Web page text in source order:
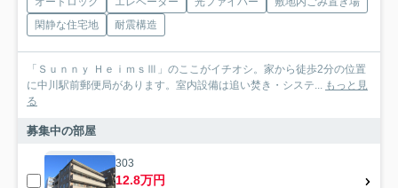
閑静な住宅地
耐震構造
「Ｓｕｎｎｙ ＨｅｉｍｓⅢ」のここがイチオシ。家から徒歩2分の位置
に中川駅前郵便局があります。室内設備は追い焚き・システ...
もっと見
る
募集中の部屋
303
12.8万円